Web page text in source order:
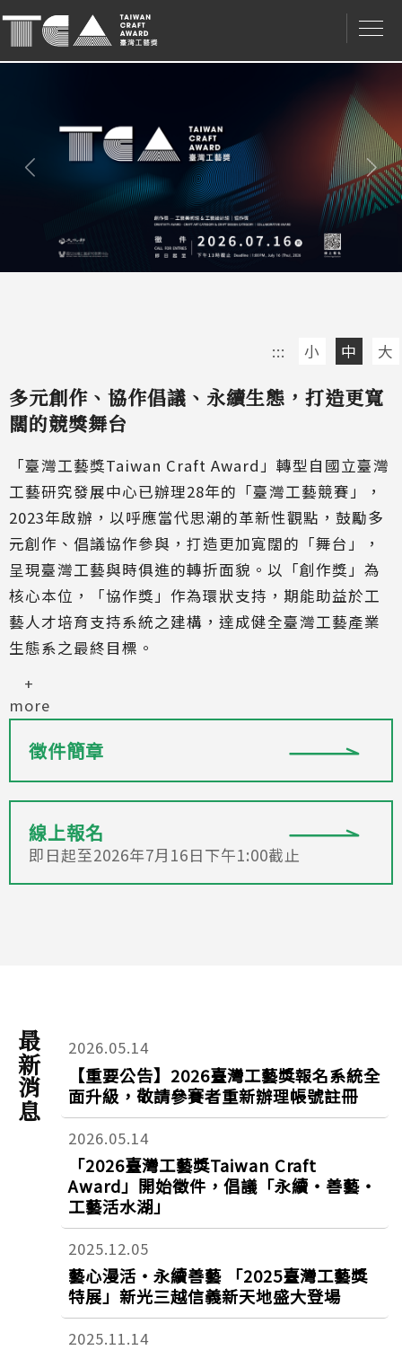
Previous/
::: 小 中 大
多元創作、協作倡議、永續生態，打造更寬
闊的競獎舞台
「臺灣工藝獎Taiwan Craft Award」轉型自國立臺灣
工藝研究發展中心已辦理28年的「臺灣工藝競賽」，
2023年啟辦，以呼應當代思潮的革新性觀點，鼓勵多
元創作、倡議協作參與，打造更加寬闊的「舞台」，
呈現臺灣工藝與時俱進的轉折面貌。以「創作獎」為
核心本位，「協作獎」作為環狀支持，期能助益於工
藝人才培育支持系統之建構，達成健全臺灣工藝產業
生態系之最終目標。
+
more
徵件簡章
線上報名
即日起至2026年7月16日下午1:00截止
最新消息 2026.05.14
【重要公告】2026臺灣工藝獎報名系統全
面升級，敬請參賽者重新辦理帳號註冊
2026.05.14
「2026臺灣工藝獎Taiwan Craft
Award」開始徵件，倡議「永續‧善藝‧
工藝活水湖」
2025.12.05
藝心漫活‧永續善藝 「2025臺灣工藝獎
特展」新光三越信義新天地盛大登場
2025.11.14